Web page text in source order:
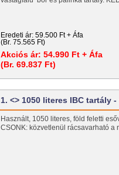
Eredeti ár: 59.500 Ft + Áfa
(Br. 75.565 Ft)
Akciós ár: 54.990 Ft + Áfa
(Br. 69.837 Ft)
1. <> 1050 literes IBC tartály
Használt, 1050 literes, föld feletti
CSONK: közvetlenül rácsavarható